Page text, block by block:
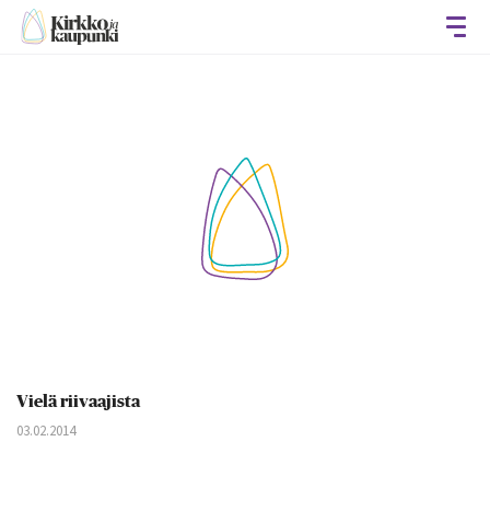
Vielä riivaajista
03.02.2014